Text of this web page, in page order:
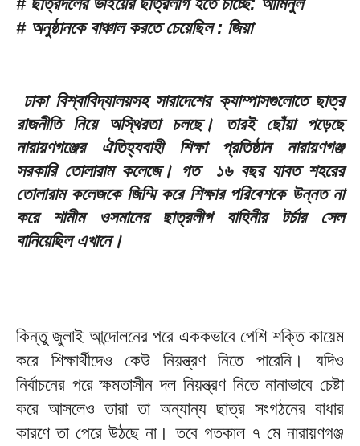
# অনুষ্ঠানকে বাঞ্চাল করতে চেয়েছিল : জিয়া
ঢাকা বিশ্বাবিদ্যালয়সহ সারাদেশের ক্যাম্পাসগুলোতে ছাত্র
রাজনীতি নিয়ে অস্থিরতা চলছে। তারই ছোঁয়া পড়েছে
নারায়ণগঞ্জের ঐতিহ্যবাহী শিক্ষা প্রতিষ্ঠান নারায়ণগঞ্জ
সরকারি তোলারাম কলেজে। গত ১৬ বছর যাবত শহরের
তোলারাম কলেজকে জিম্মি করে শিক্ষার পরিবেশকে উন্নত না
করে শামীম ওসমানের ছাত্রলীগ বাহিনীর টর্চার সেল
বানিয়েছিল এখানে।
কিন্তু জুলাই আন্দোলনের পরে এককভাবে পেশি শক্তি কায়েম
করে শিক্ষার্থীদেও কেউ নিয়ন্ত্রণ নিতে পারেনি। যদিও
নির্বাচনের পরে ক্ষমতাসীন দল নিয়ন্ত্রণ নিতে নানাভাবে চেষ্টা
করে আসলেও তারা তা অন্যান্য ছাত্র সংগঠনের বাধার
কারণে তা পেরে উঠছে না। তবে গতকাল ৭ মে নারায়ণগঞ্জ